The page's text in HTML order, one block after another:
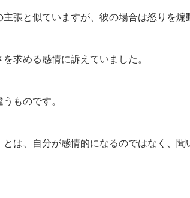
張と似ていますが、彼の場合は怒りを煽
求める感情に訴えていました。
ものです。
とは、自分が感情的になるのではなく、